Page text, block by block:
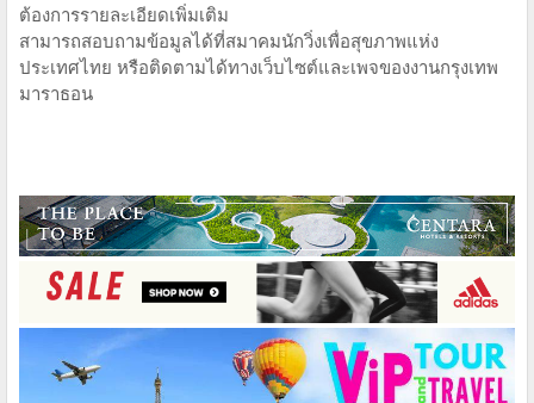
ต้องการรายละเอียดเพิ่มเติม
สามารถสอบถามข้อมูลได้ที่สมาคมนักวิ่งเพื่อสุขภาพแห่ง
ประเทศไทย หรือติดตามได้ทางเว็บไซต์และเพจของงานกรุงเทพ
มาราธอน